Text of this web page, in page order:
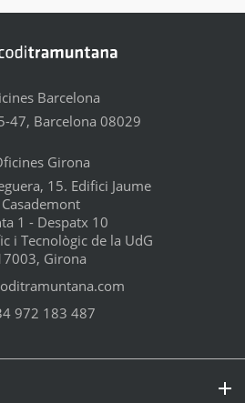
Barcelona
47, Barcelona 08029
Girona
15. Edifici Jaume
Casademont
1 - Despatx 10
i Tecnològic de la UdG
Girona
972 183 487